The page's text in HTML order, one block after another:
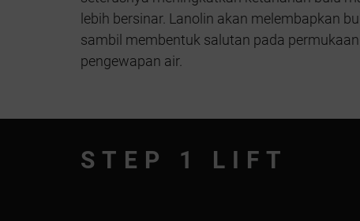
lebih bersinar. Lanolin akan melembapkan
sambil membentuk salutan pada
pengewapan air.
STEP 1 LIFT